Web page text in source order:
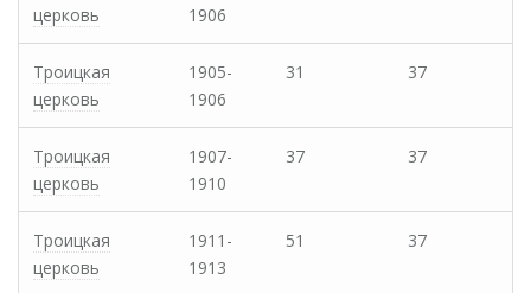
церковь
1906
Троицкая
церковь
1905-
1906
31 37
Троицкая
церковь
1907-
1910
37 37
Троицкая
церковь
1911-
1913
51 37